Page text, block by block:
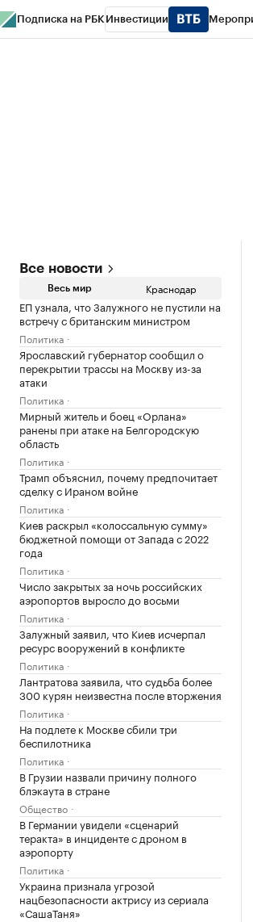
Подписка на РБК Инвестиции
Все новости
Весь мир Краснодар
ЕП узнала, что Залужного не пустили на
встречу с британским министром
Политика
Ярославский губернатор сообщил о
перекрытии трассы на Москву из-за
атаки
Политика
Мирный житель и боец «Орлана»
ранены при атаке на Белгородскую
область
Политика
Трамп объяснил, почему предпочитает
сделку с Ираном войне
Политика
Киев раскрыл «колоссальную сумму»
бюджетной помощи от Запада с 2022
года
Политика
Число закрытых за ночь российских
аэропортов выросло до восьми
Политика
Залужный заявил, что Киев исчерпал
ресурс вооружений в конфликте
Политика
Лантратова заявила, что судьба более
300 курян неизвестна после вторжения
Политика
На подлете к Москве сбили три
беспилотника
Политика
В Грузии назвали причину полного
блэкаута в стране
Общество
В Германии увидели «сценарий
теракта» в инциденте с дроном в
аэропорту
Политика
Украина признала угрозой
нацбезопасности актрису из сериала
«СашаТаня»